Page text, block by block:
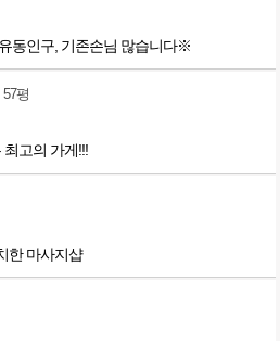
동인구, 기존손님 많습니다※
57평
고의 가게!!!
한 마사지샵